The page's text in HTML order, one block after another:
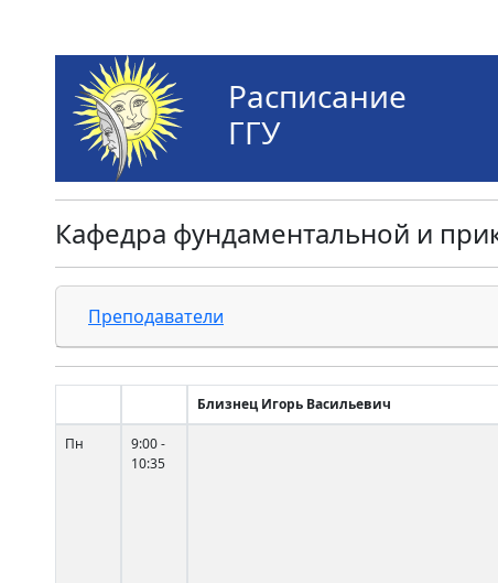
Расписание
ГГУ
Кафедра фундаментальной и
Преподаватели
Близнец Игорь Васильевич
Пн
9:00 -
10:35